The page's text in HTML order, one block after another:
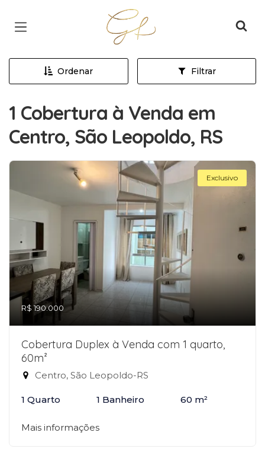
Página inicial
Ordenar Filtrar
1 Cobertura à Venda em
Centro, São Leopoldo, RS
Exclusivo
R$ 190.000
Cobertura Duplex à Venda com 1 quarto,
60m²
Centro, São Leopoldo-RS
1 Quarto 1 Banheiro 60 m²
Mais informações